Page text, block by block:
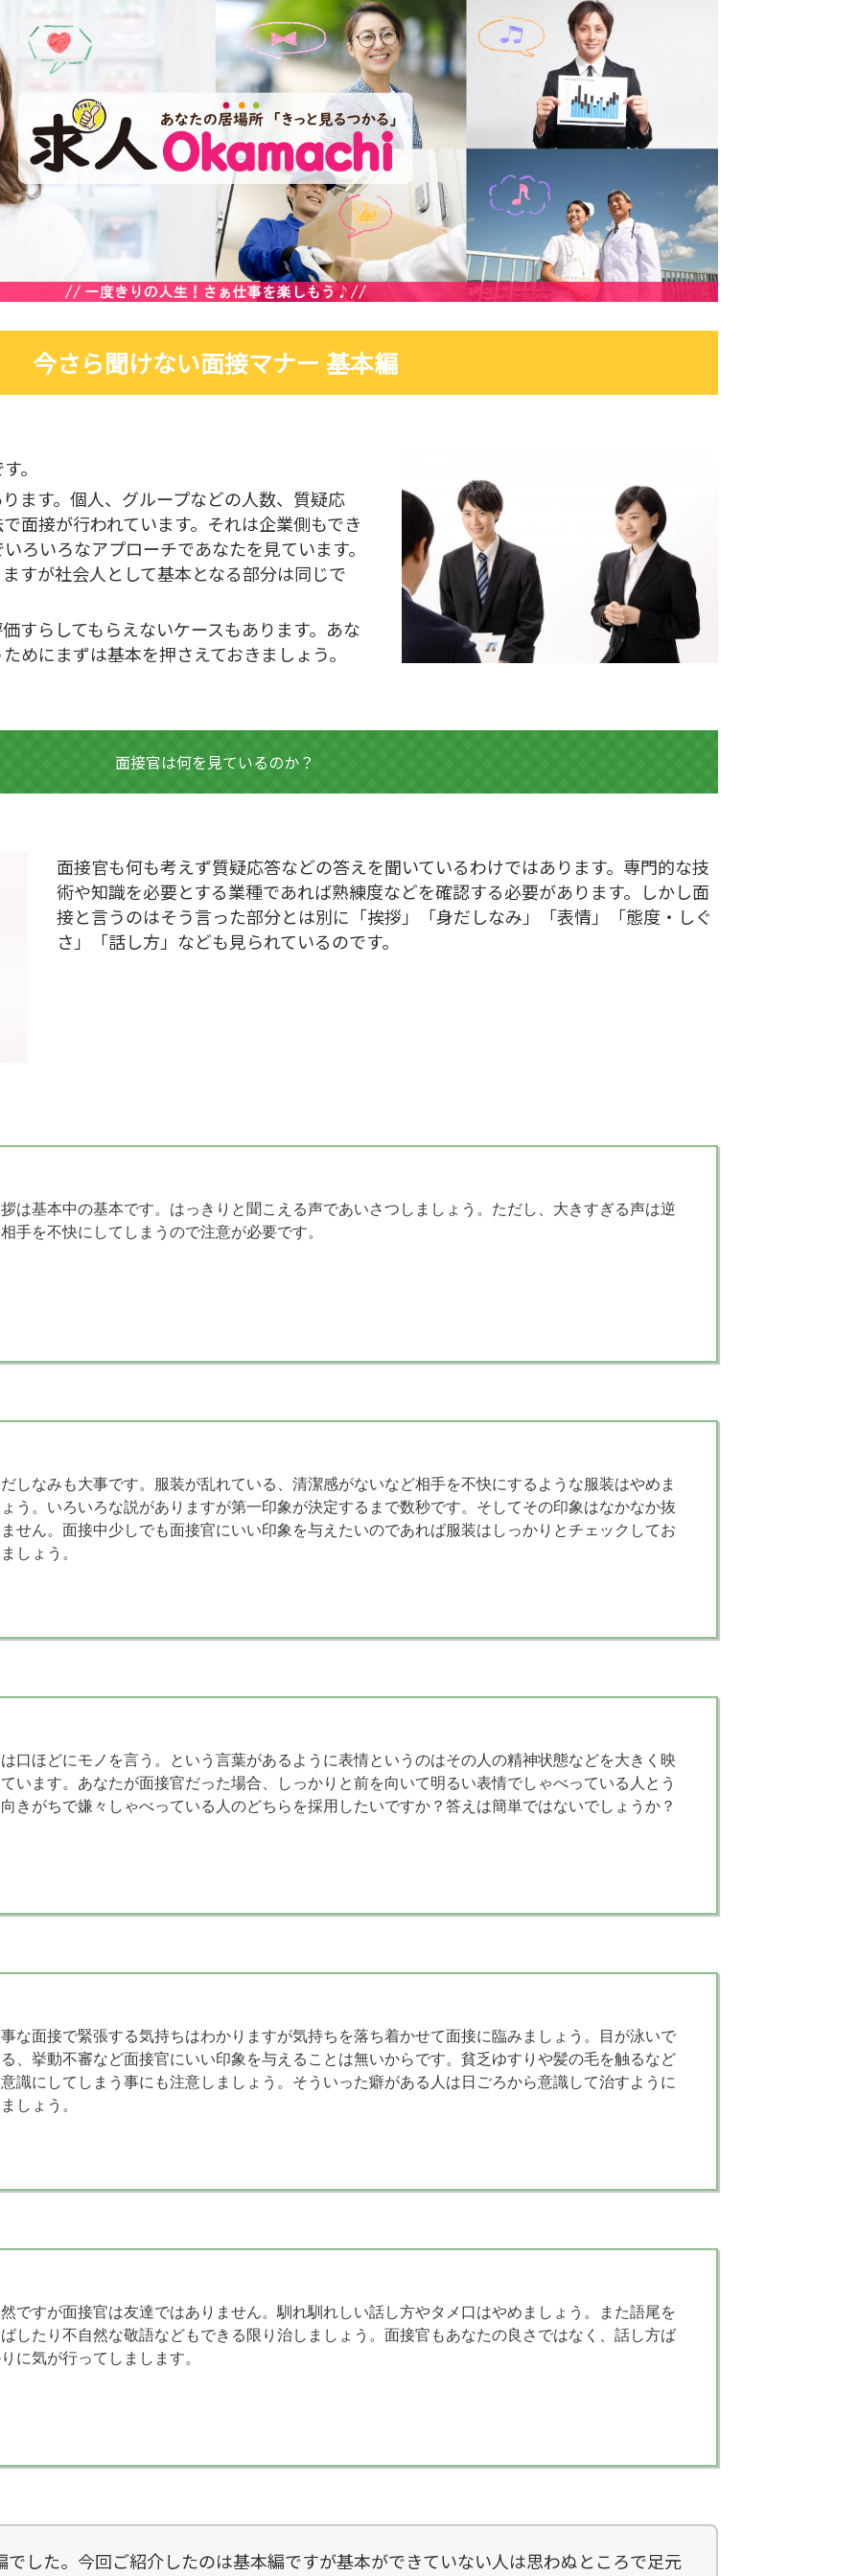
今さら聞けない面接マナー 基本編
。
ます。個人、グループなどの人数、質疑応
面接が行われています。それは企業側もでき
ろいろなアプローチであなたを見ています。
すが社会人として基本となる部分は同じで
すらしてもらえないケースもあります。あな
めにまずは基本を押さえておきましょう。
面接官は何を見ているのか？
面接官も何も考えず質疑応答などの答えを聞いているわけではあります。専門的な技
術や知識を必要とする業種であれば熟練度などを確認する必要があります。しかし面
接と言うのはそう言った部分とは別に「挨拶」「身だしなみ」「表情」「態度・しぐ
さ」「話し方」なども見られているのです。
は基本中の基本です。はっきりと聞こえる声であいさつしましょう。ただし、大きすぎる声は逆
手を不快にしてしまうので注意が必要です。
しなみも大事です。服装が乱れている、清潔感がないなど相手を不快にするような服装はやめま
う。いろいろな説がありますが第一印象が決定するまで数秒です。そしてその印象はなかなか抜
せん。面接中少しでも面接官にいい印象を与えたいのであれば服装はしっかりとチェックしてお
しょう。
口ほどにモノを言う。という言葉があるように表情というのはその人の精神状態などを大きく映
います。あなたが面接官だった場合、しっかりと前を向いて明るい表情でしゃべっている人とう
きがちで嫌々しゃべっている人のどちらを採用したいですか？答えは簡単ではないでしょうか？
な面接で緊張する気持ちはわかりますが気持ちを落ち着かせて面接に臨みましょう。目が泳いで
、挙動不審など面接官にいい印象を与えることは無いからです。貧乏ゆすりや髪の毛を触るなど
識にしてしまう事にも注意しましょう。そういった癖がある人は日ごろから意識して治すように
しょう。
ですが面接官は友達ではありません。馴れ馴れしい話し方やタメ口はやめましょう。また語尾を
したり不自然な敬語などもできる限り治しましょう。面接官もあなたの良さではなく、話し方ば
に気が行ってしまします。
した。今回ご紹介したのは基本編ですが基本ができていない人は思わぬところで足元